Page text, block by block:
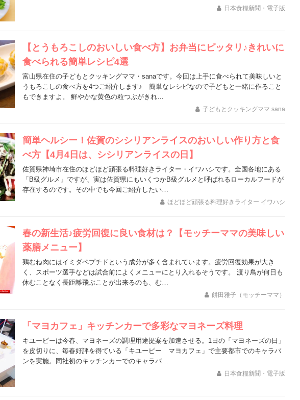
日本食糧新聞・電子版
【とうもろこしのおいしい食べ方】お弁当にピッタリ♪きれいに
食べられる簡単レシピ4選
富山県在住の子どもとクッキングママ・sanaです。今回は上手に食べられて美味しいと
うもろこしの食べ方を4つご紹介します♪ 簡単なレシピなので子どもと一緒に作ること
もできますよ。 鮮やかな黄色の粒つぶがきれ…
子どもとクッキングママ sana
簡単ヘルシー！佐賀のシシリアンライスのおいしい作り方と食
べ方【4月4日は、シシリアンライスの日】
佐賀県神埼市在住のほどほど頑張る料理好きライター・イワハシです。全国各地にある
「B級グルメ」ですが、実は佐賀県にもいくつかB級グルメと呼ばれるローカルフードが
存在するのです。その中でも今回ご紹介したい…
ほどほど頑張る料理好きライター イワハシ
春の新生活♪疲労回復に良い食材は？【モッチーママの美味しい
薬膳メニュー】
鶏むね肉にはイミダペプチドという成分が多く含まれています。疲労回復効果が大き
く、スポーツ選手などは試合前によくメニューにとり入れるそうです。 渡り鳥が何日も
休むことなく長距離飛ぶことが出来るのも、む…
餅田雅子（モッチーママ）
「マヨカフェ」キッチンカーで多彩なマヨネーズ料理
キユーピーは今春、マヨネーズの調理用途提案を加速させる。1日の「マヨネーズの日」
を皮切りに、毎春好評を得ている「キユーピー マヨカフェ」で主要都市でのキャラバ
ンを実施。同社初のキッチンカーでのキャラバ…
日本食糧新聞・電子版